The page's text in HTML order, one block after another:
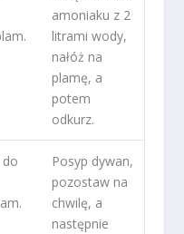
amoniaku z 2
litrami wody,
nałóż na
plamę, a
potem
odkurz.
do
Posyp dywan,
pozostaw na
chwilę, a
następnie